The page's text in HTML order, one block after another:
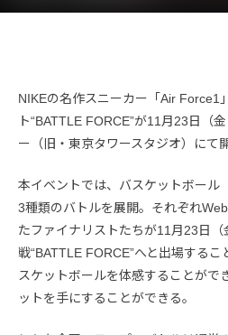
NIKEの名作スニーカー「Air Force1
ト“BATTLE FORCE”が11月23日（
ー（旧・東京タワースタジオ）にて
本イベントでは、バスケットボール
3種類のバトルを展開。それぞれ
たファイナリストたちが11月23日（
戦“BATTLE FORCE”へと出場する
スケットボールを体感することがで
ットを手にすることができる。